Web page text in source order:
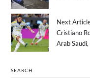
Next
Cristiano
Arab
SEARCH